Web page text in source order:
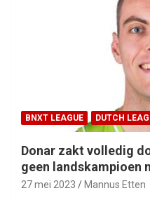
BNXT LEAGUE DUTCH
Donar zakt volledig
geen landskampioen
27 mei 2023 Mannus Etten